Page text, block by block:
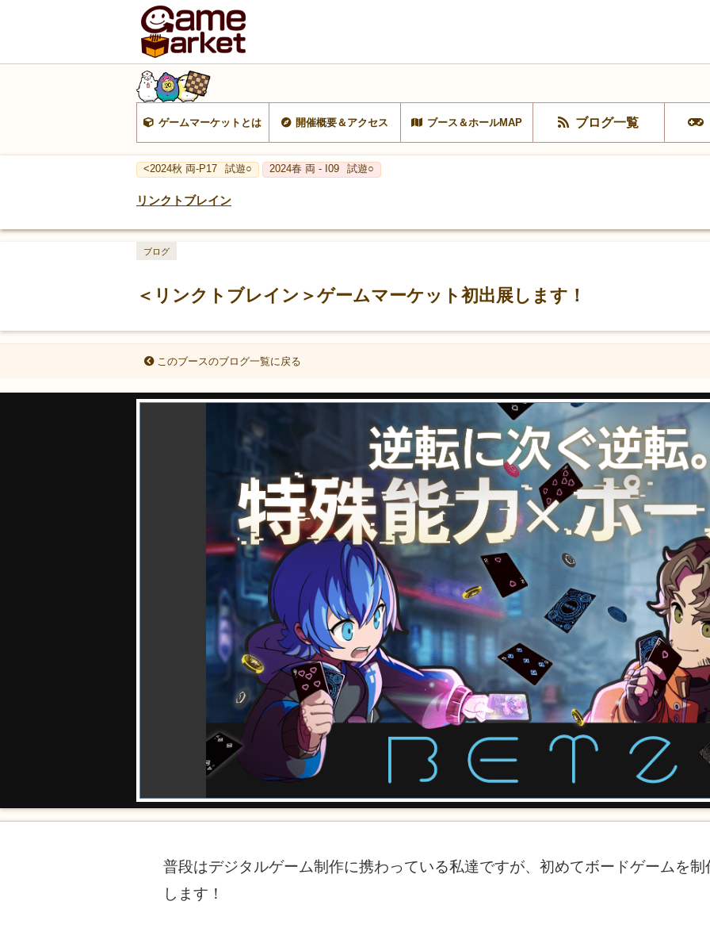
ゲームマーケットとは 開催概要＆アクセス ブース＆ホールMAP ブログ一覧
<2024秋 両-P17 試遊○ 2024春 両 - I09 試遊○
リンクトブレイン
＜リンクトブレイン＞ゲームマーケット初出展します！
ブログ
このブースのブログ一覧に戻る
普段はデジタルゲーム制作に携わっている私達ですが、初めてボードゲームを
します！